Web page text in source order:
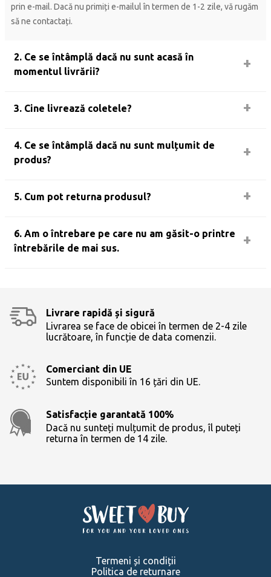
prin e-mail. Dacă nu primiți e-mailul în termen de 1-2 zile, vă rugăm
să ne contactați.
2. Ce se întâmplă dacă nu sunt acasă în
momentul livrării?
3. Cine livrează coletele?
4. Ce se întâmplă dacă nu sunt mulțumit de
produs?
5. Cum pot returna produsul?
6. Am o întrebare pe care nu am găsit-o printre
întrebările de mai sus.
Livrare rapidă și sigură
Livrarea se face de obicei în termen de 2-4 zile
lucrătoare, în funcție de data comenzii.
Comerciant din UE
Suntem disponibili în 16 țări din UE.
Satisfacție garantată 100%
Dacă nu sunteți mulțumit de produs, îl puteți
returna în termen de 14 zile.
Termeni și condiții
Politica de returnare